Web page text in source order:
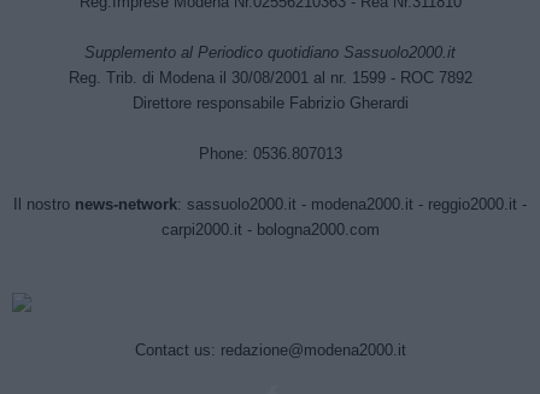
Supplemento al Periodico quotidiano Sassuolo2000.it
Reg. Trib. di Modena il 30/08/2001 al nr. 1599 - ROC 7892
Direttore responsabile Fabrizio Gherardi
Phone: 0536.807013
Il nostro news-network: sassuolo2000.it - modena2000.it - reggio2000.it -
carpi2000.it - bologna2000.com
Contact us: redazione@modena2000.it